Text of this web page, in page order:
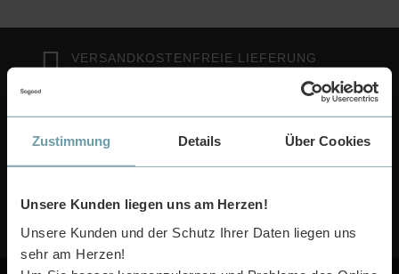
Zustimmung Details Über Cookies
Unsere Kunden liegen uns am Herzen!
Unsere Kunden und der Schutz Ihrer Daten liegen uns
sehr am Herzen!
VERSANDKOSTENFREIE LIEFERUNG
30 TAGE RÜCKGABERECHT
100% GELD ZURÜCK GARANTIE!
FRAGEN ZUM PRODUKT??
(RODGAU) +49 6106 6667585